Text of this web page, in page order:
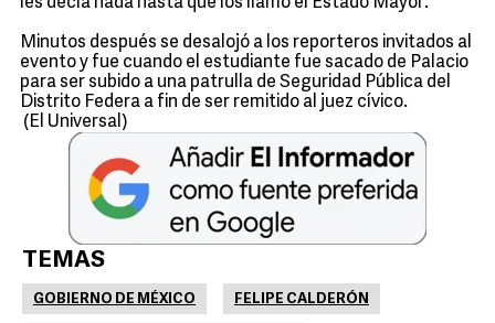
Minutos después se desalojó a los reporteros invitados al
evento y fue cuando el estudiante fue sacado de Palacio
para ser subido a una patrulla de Seguridad Pública del
Distrito Federa a fin de ser remitido al juez cívico.
(El Universal)
TEMAS
GOBIERNO DE MÉXICO FELIPE CALDERÓN